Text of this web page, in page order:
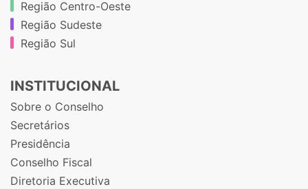
Região Centro-Oeste
Região Sudeste
Região Sul
INSTITUCIONAL
Sobre o Conselho
Secretários
Presidência
Conselho Fiscal
Diretoria Executiva